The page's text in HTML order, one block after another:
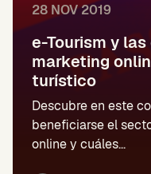
28 NOV 2019
e-Tourism y
marketing
turístico
Descubre en este
beneficiarse el
online y cuáles...